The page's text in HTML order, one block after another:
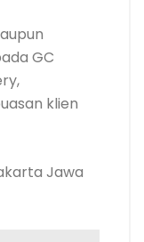
GC
klien
Jawa